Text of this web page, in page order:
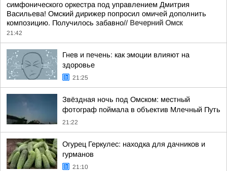
симфонического оркестра под управлением Дмитрия
Васильева! Омский дирижер попросил омичей дополнить
композицию. Получилось забавно// Вечерний Омск
21:42
Гнев и печень: как эмоции влияют на
здоровье
21:25
Звёздная ночь под Омском: местный
фотограф поймала в объектив Млечный Путь
21:22
Огурец Геркулес: находка для дачников и
гурманов
21:10